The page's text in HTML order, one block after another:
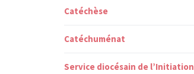
Catéchèse
Catéchuménat
Service diocésain de l’Initiation